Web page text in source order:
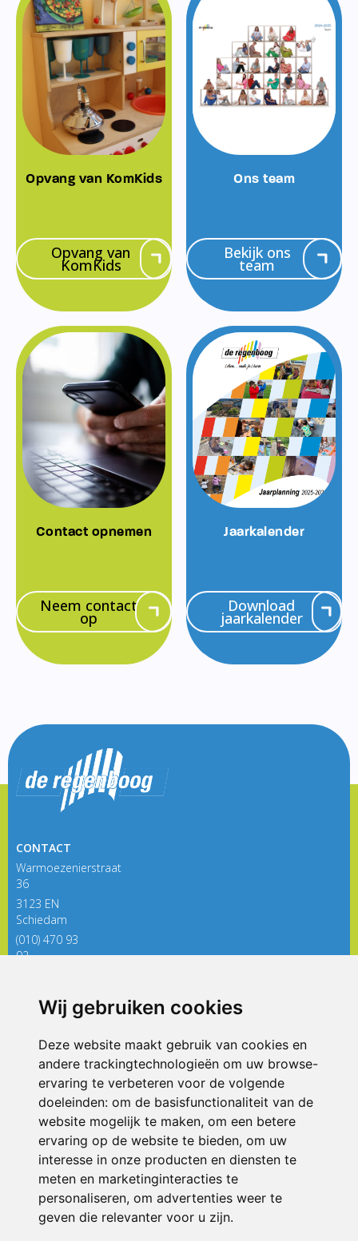
Wij gebruiken cookies
Deze website maakt gebruik van cookies en
andere trackingtechnologieën om uw browse-
ervaring te verbeteren voor de volgende
doeleinden: om de basisfunctionaliteit van de
website mogelijk te maken, om een betere
ervaring op de website te bieden, om uw
interesse in onze producten en diensten te
meten en marketinginteracties te
personaliseren, om advertenties weer te
geven die relevanter voor u zijn.
Opvang van KomKids
Opvang van
KomKids
Ons team
Bekijk ons
team
Contact opnemen
Neem contact
op
Jaarkalender
Download
jaarkalender
CONTACT
Warmoezenierstraat
36
3123 EN
Schiedam
(010) 470 93
92
ONDERDEEL VAN
© 2026 De Regenboog | Alle rechten voorbehouden
Privacy policy|Disclaimer| Klachtenregeling|RSIN en Anbi
voorkeuren